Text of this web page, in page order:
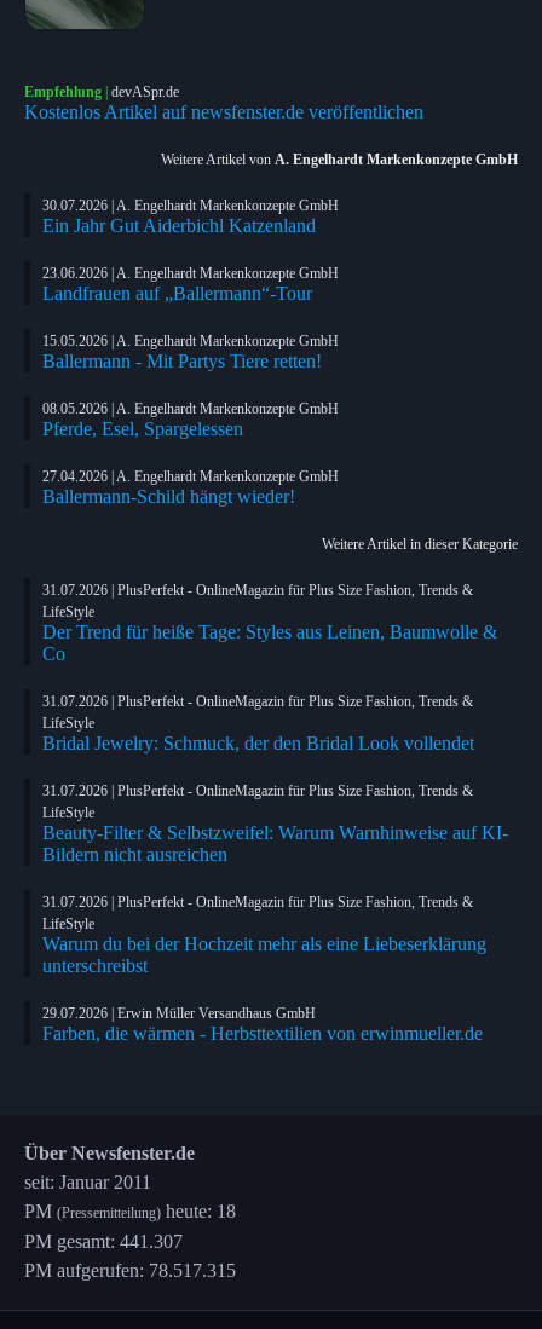
Empfehlung | devASpr.de
Kostenlos Artikel auf newsfenster.de veröffentlichen
Weitere Artikel von A. Engelhardt Markenkonzepte GmbH
30.07.2026 | A. Engelhardt Markenkonzepte GmbH
Ein Jahr Gut Aiderbichl Katzenland
23.06.2026 | A. Engelhardt Markenkonzepte GmbH
Landfrauen auf „Ballermann“-Tour
15.05.2026 | A. Engelhardt Markenkonzepte GmbH
Ballermann - Mit Partys Tiere retten!
08.05.2026 | A. Engelhardt Markenkonzepte GmbH
Pferde, Esel, Spargelessen
27.04.2026 | A. Engelhardt Markenkonzepte GmbH
Ballermann-Schild hängt wieder!
Weitere Artikel in dieser Kategorie
31.07.2026 | PlusPerfekt - OnlineMagazin für Plus Size Fashion, Trends &
LifeStyle
Der Trend für heiße Tage: Styles aus Leinen, Baumwolle &
Co
31.07.2026 | PlusPerfekt - OnlineMagazin für Plus Size Fashion, Trends &
LifeStyle
Bridal Jewelry: Schmuck, der den Bridal Look vollendet
31.07.2026 | PlusPerfekt - OnlineMagazin für Plus Size Fashion, Trends &
LifeStyle
Beauty-Filter & Selbstzweifel: Warum Warnhinweise auf KI-
Bildern nicht ausreichen
31.07.2026 | PlusPerfekt - OnlineMagazin für Plus Size Fashion, Trends &
LifeStyle
Warum du bei der Hochzeit mehr als eine Liebeserklärung
unterschreibst
29.07.2026 | Erwin Müller Versandhaus GmbH
Farben, die wärmen - Herbsttextilien von erwinmueller.de
Über Newsfenster.de
seit: Januar 2011
PM (Pressemitteilung) heute: 18
PM gesamt: 441.307
PM aufgerufen: 78.517.315